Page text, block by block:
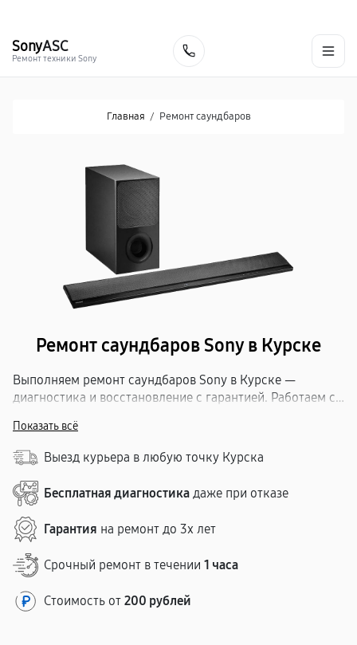
SonyASC
Ремонт техники Sony
Главная / Ремонт саундбаров
Ремонт саундбаров Sony в Курске
Выполняем ремонт саундбаров Sony в Курске —
диагностика и восстановление с гарантией. Работаем со
бесплатно, смета до начала работ. Проверенные
комплектующие. Гарантия — до 1 года. Удобное
расположение. Срок — 1–5 рабочих дней.
Показать всё
Выезд курьера в любую точку Курска
Бесплатная диагностика даже при отказе
Гарантия на ремонт до 3х лет
Срочный ремонт в течении 1 часа
Стоимость от 200 рублей